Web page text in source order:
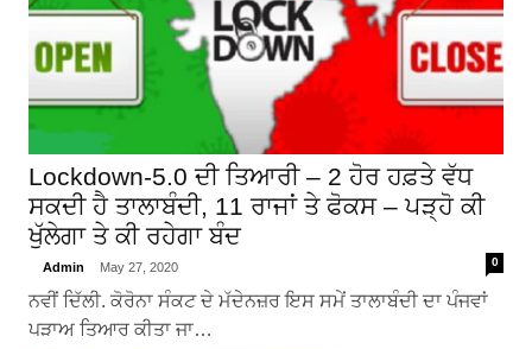
Lockdown-5.0 ਦੀ ਤਿਆਰੀ – 2 ਹੋਰ ਹਫ਼ਤੇ ਵੱਧ
ਸਕਦੀ ਹੈ ਤਾਲਾਬੰਦੀ, 11 ਰਾਜਾਂ ਤੇ ਫੋਕਸ – ਪੜ੍ਹੋ ਕੀ
ਖੁੱਲੇਗਾ ਤੇ ਕੀ ਰਹੇਗਾ ਬੰਦ
Admin May 27, 2020 0
ਨਵੀਂ ਦਿੱਲੀ. ਕੋਰੋਨਾ ਸੰਕਟ ਦੇ ਮੱਦੇਨਜ਼ਰ ਇਸ ਸਮੇਂ ਤਾਲਾਬੰਦੀ ਦਾ ਪੰਜਵਾਂ
ਪੜਾਅ ਤਿਆਰ ਕੀਤਾ ਜਾ…